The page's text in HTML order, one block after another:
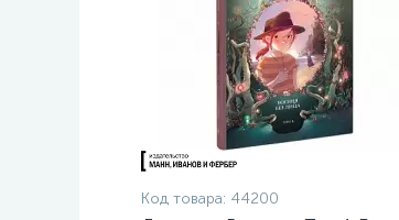
Код товара: 44200